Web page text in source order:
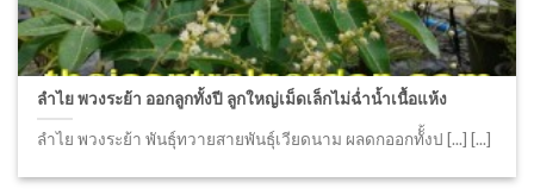
ลำไย พวงระย้า ออกลูกทั้งปี ลูกใหญ่เม็ดเล็กไม่ฉ่ำน้ำเนื้อแห้ง
ลำไย พวงระย้า พันธุ์ทวายสายพันธุ์เวียดนาม ผลดกออกทัั้งป [...] [...]